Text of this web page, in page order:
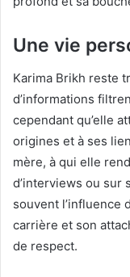
Une vie
Karima Brikh reste
d’informations
cependant qu’elle
origines et à ses
mère, à qui elle
d’interviews ou sur
souvent l’influence
carrière et son
de respect.